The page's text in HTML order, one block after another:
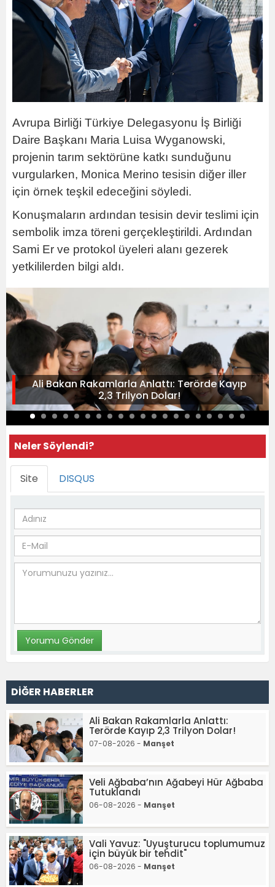
Avrupa Birliği Türkiye Delegasyonu İş Birliği
Daire Başkanı Maria Luisa Wyganowski,
projenin tarım sektörüne katkı sunduğunu
vurgularken, Monica Merino tesisin diğer iller
için örnek teşkil edeceğini söyledi.
Konuşmaların ardından tesisin devir teslimi için
sembolik imza töreni gerçekleştirildi. Ardından
Sami Er ve protokol üyeleri alanı gezerek
yetkililerden bilgi aldı.
Ali Bakan Rakamlarla Anlattı: Terörde Kayıp
2,3 Trilyon Dolar!
Neler Söylendi?
Site DISQUS
DİĞER HABERLER
Ali Bakan Rakamlarla Anlattı:
Terörde Kayıp 2,3 Trilyon Dolar!
07-08-2026 - Manşet
Veli Ağbaba’nın Ağabeyi Hür Ağbaba
Tutuklandı
06-08-2026 - Manşet
Vali Yavuz: "Uyuşturucu toplumumuz
için büyük bir tehdit"
06-08-2026 - Manşet